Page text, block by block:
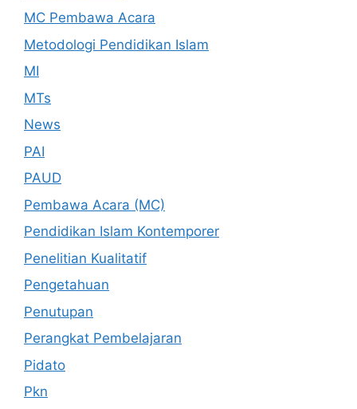
MC Pembawa Acara
Metodologi Pendidikan Islam
MI
MTs
News
PAI
PAUD
Pembawa Acara (MC)
Pendidikan Islam Kontemporer
Penelitian Kualitatif
Pengetahuan
Penutupan
Perangkat Pembelajaran
Pidato
Pkn